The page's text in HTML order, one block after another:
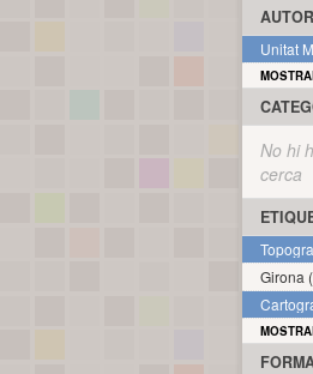
Unitat
No hi
cerca
Girona